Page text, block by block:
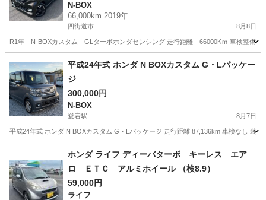
♪！
N-BOX
66,000km 2019年
四街道市 8月8日
R1年 N-BOXカスタム GLターボホンダセンシング 走行距離 66000Kｍ 車検整備付
N-BOX MCCS
平成24年式 ホンダ N BOXカスタム G・Lパッケー
ジ
300,000円
N-BOX
愛宕駅 8月7日
平成24年式 ホンダ N BOXカスタム G・Lパッケージ 走行距離 87,136km 車検なし 装
愛宕駅 N-BOX 走行距離
ホンダ ライフ ディーバターボ キーレス エア
ロ ＥＴＣ アルミホイール （検8.9）
59,000円
ライフ